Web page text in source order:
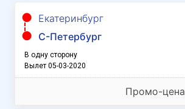
Екатеринбург
С-Петербург
В одну сторону
Вылет 05-03-2020
Промо-цена